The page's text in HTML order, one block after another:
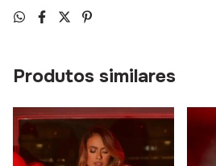
Produtos similares